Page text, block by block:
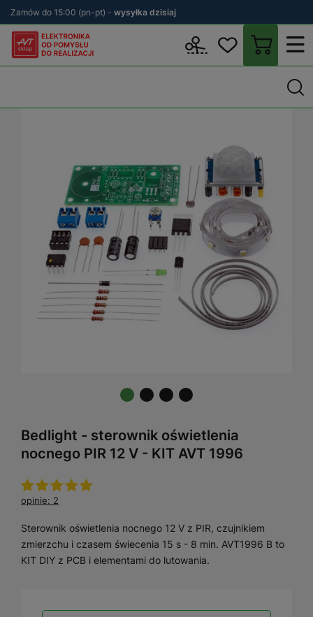
Zamów do 15:00 (pn-pt) - wysyłka dzisiaj
Efekty świetlne
Bedlight - sterownik oświetlenia
nocnego PIR 12 V - KIT AVT 1996
opinie: 2
Sterownik oświetlenia nocnego 12 V z PIR, czujnikiem
zmierzchu i czasem świecenia 15 s - 8 min. AVT1996 B to
KIT DIY z PCB i elementami do lutowania.